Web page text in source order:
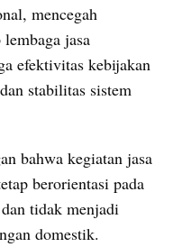
mencegah
jasa
efektivitas kebijakan
stabilitas sistem
bahwa kegiatan jasa
berorientasi pada
tidak menjadi
domestik.